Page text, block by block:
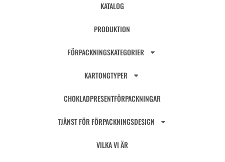
KATALOG
PRODUKTION
FÖRPACKNINGSKATEGORIER
KARTONGTYPER
CHOKLADPRESENTFÖRPACKNINGAR
TJÄNST FÖR FÖRPACKNINGSDESIGN
VILKA VI ÄR